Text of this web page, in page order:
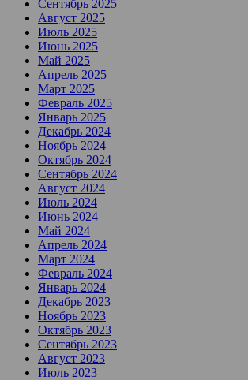
Сентябрь 2025
Август 2025
Июль 2025
Июнь 2025
Май 2025
Апрель 2025
Март 2025
Февраль 2025
Январь 2025
Декабрь 2024
Ноябрь 2024
Октябрь 2024
Сентябрь 2024
Август 2024
Июль 2024
Июнь 2024
Май 2024
Апрель 2024
Март 2024
Февраль 2024
Январь 2024
Декабрь 2023
Ноябрь 2023
Октябрь 2023
Сентябрь 2023
Август 2023
Июль 2023